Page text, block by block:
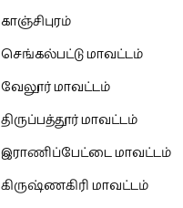
காஞ்சிபுரம்
செங்கல்பட்டு மாவட்டம்
வேலூர் மாவட்டம்
திருப்பத்தூர் மாவட்டம்
இராணிப்பேட்டை மாவட்டம்
கிருஷ்ணகிரி மாவட்டம்